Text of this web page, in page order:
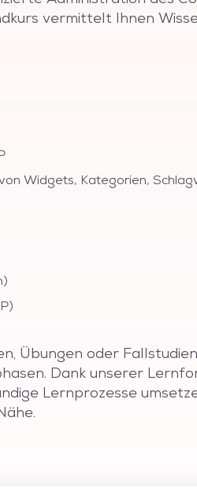
vermittelt Ihnen
Widgets, Kategorien,
Übungen oder
Dank unserer
Lernprozesse